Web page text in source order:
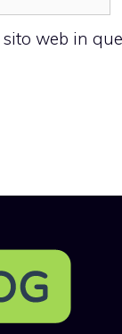
web in